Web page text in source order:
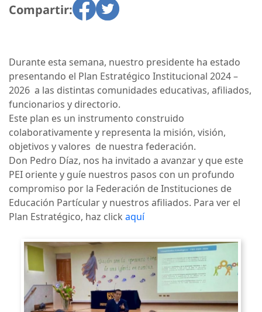
Compartir:
Durante esta semana, nuestro presidente ha estado
presentando el Plan Estratégico Institucional 2024 –
2026 a las distintas comunidades educativas, afiliados,
funcionarios y directorio.
Este plan es un instrumento construido
colaborativamente y representa la misión, visión,
objetivos y valores de nuestra federación.
Don Pedro Díaz, nos ha invitado a avanzar y que este
PEI oriente y guíe nuestros pasos con un profundo
compromiso por la Federación de Instituciones de
Educación Partícular y nuestros afiliados. Para ver el
Plan Estratégico, haz click aquí